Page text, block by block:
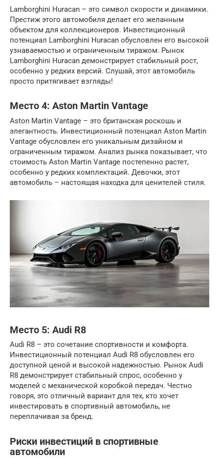
Lamborghini Huracan – это символ скорости и динамики.
Престиж этого автомобиля делает его желанным
объектом для коллекционеров. Инвестиционный
потенциал Lamborghini Huracan обусловлен его высокой
узнаваемостью и ограниченным тиражом. Рынок
Lamborghini Huracan демонстрирует стабильный рост,
особенно у редких версий. Слушай, этот автомобиль
просто притягивает взгляды!
Место 4: Aston Martin Vantage
Aston Martin Vantage – это британская роскошь и
элегантность. Инвестиционный потенциал Aston Martin
Vantage обусловлен его уникальным дизайном и
ограниченным тиражом. Анализ рынка показывает, что
стоимость Aston Martin Vantage постепенно растет,
особенно у редких комплектаций. Девочки, этот
автомобиль – настоящая находка для ценителей стиля.
Место 5: Audi R8
Audi R8 – это сочетание спортивности и комфорта.
Инвестиционный потенциал Audi R8 обусловлен его
доступной ценой и высокой надежностью. Рынок Audi
R8 демонстрирует стабильный спрос, особенно у
моделей с механической коробкой передач. Честно
говоря, это отличный вариант для тех, кто хочет
инвестировать в спортивный автомобиль, не
переплачивая за бренд.
Риски инвестиций в спортивные
автомобили